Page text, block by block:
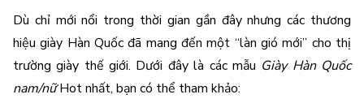
Dù chỉ mới nổi trong thời gian gần đây nhưng các thương
hiệu giày Hàn Quốc đã mang đến một “làn gió mới” cho thị
trường giày thế giới. Dưới đây là các mẫu Giày Hàn Quốc
nam/nữ Hot nhất, bạn có thể tham khảo: